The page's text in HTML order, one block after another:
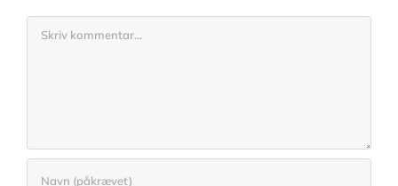
Comment